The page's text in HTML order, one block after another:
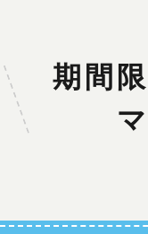
期間